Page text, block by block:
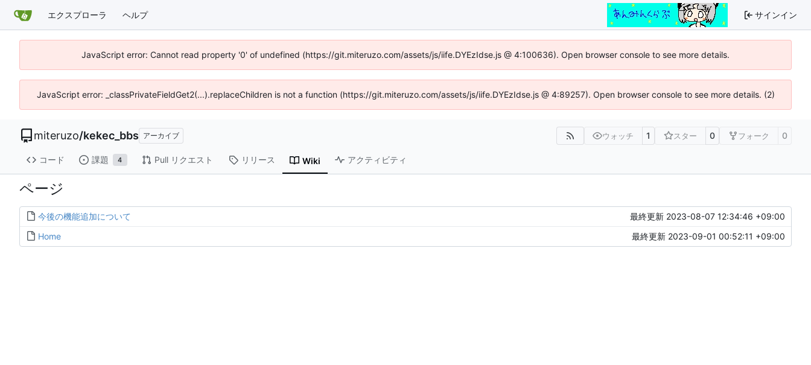
エクスプローラ ヘルプ サインイン
JavaScript error: Cannot read property '0' of undefined (https://git.miteruzo.com/assets/js/iife.DYEzIdse.js @ 4:100636). Open browser console to see more details.
JavaScript error: _classPrivateFieldGet2(...).replaceChildren is not a function (https://git.miteruzo.com/assets/js/iife.DYEzIdse.js @ 4:89257). Open browser console to see more details. (2)
miteruzo/kekec_bbs アーカイブ ウォッチ 1 スター 0 フォーク 0
コード 課題 4 Pull リクエスト リリース Wiki アクティビティ
ページ
今後の機能追加について 最終更新 2023-08-07 12:34:46 +09:00
Home
最終更新 2023-09-01 00:52:11 +09:00